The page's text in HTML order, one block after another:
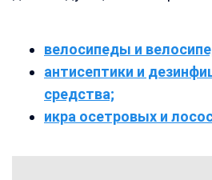
велосипеды и
антисептики и
средства;
икра осетровых и